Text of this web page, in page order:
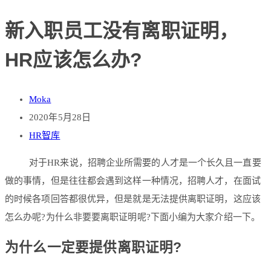
新入职员工没有离职证明，
HR应该怎么办?
Moka
2020年5月28日
HR智库
对于HR来说，招聘企业所需要的人才是一个长久且一直要
做的事情，但是往往都会遇到这样一种情况，招聘人才，在面试
的时候各项回答都很优异，但是就是无法提供离职证明，这应该
怎么办呢?为什么非要要离职证明呢?下面小编为大家介绍一下。
为什么一定要提供离职证明?